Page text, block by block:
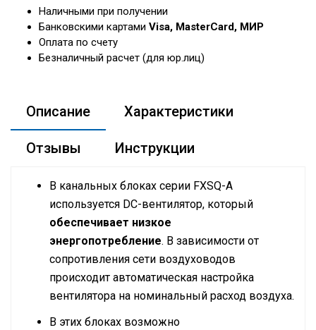
Наличными при получении
Банковскими картами Visa, MasterCard, МИР
Оплата по счету
Безналичный расчет (для юр.лиц)
Описание Характеристики
Отзывы Инструкции
В канальных блоках серии FXSQ-A
используется DC-вентилятор, который
обеспечивает низкое
энергопотребление. В зависимости от
сопротивления сети воздуховодов
происходит автоматическая настройка
вентилятора на номинальный расход воздуха.
В этих блоках возможно